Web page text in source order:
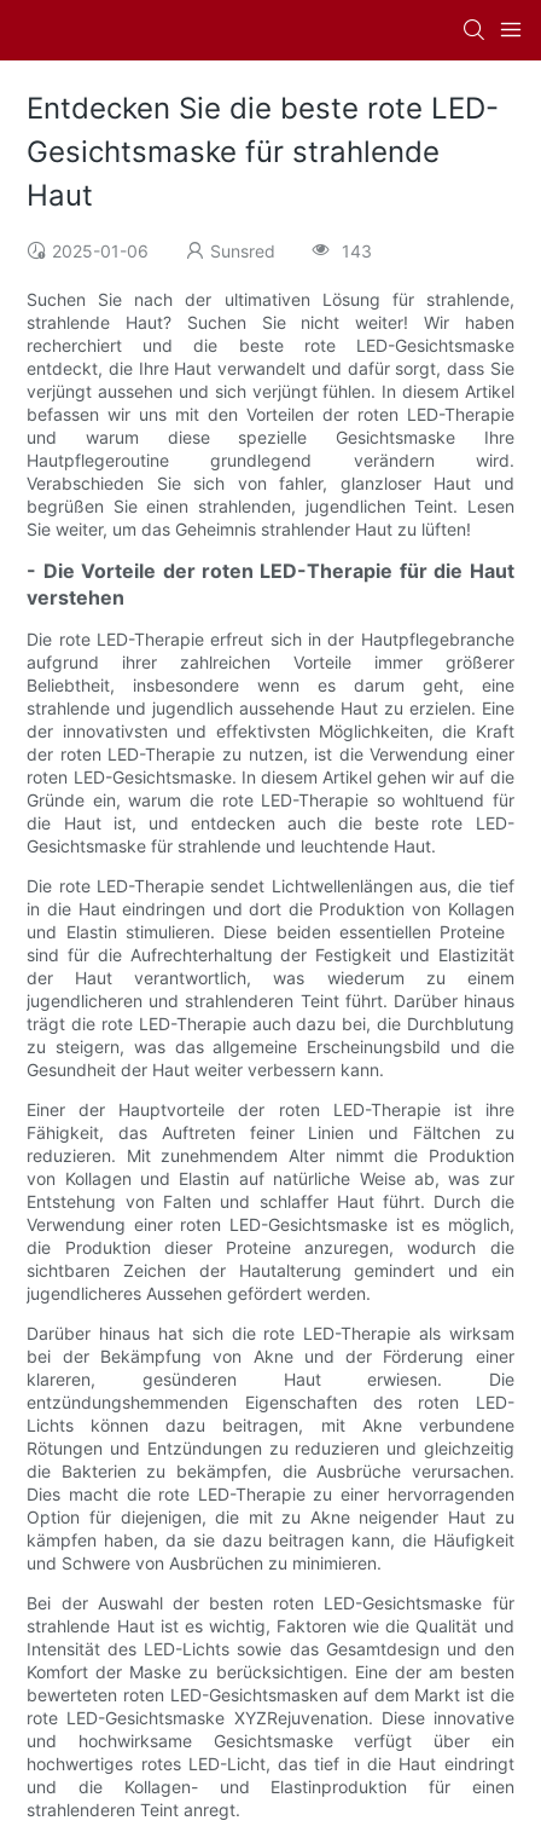
Entdecken Sie die beste rote LED-
Gesichtsmaske für strahlende
Haut
2025-01-06 Sunsred 143
Suchen Sie nach der ultimativen Lösung für strahlende,
strahlende Haut? Suchen Sie nicht weiter! Wir haben
recherchiert und die beste rote LED-Gesichtsmaske
entdeckt, die Ihre Haut verwandelt und dafür sorgt, dass Sie
verjüngt aussehen und sich verjüngt fühlen. In diesem Artikel
befassen wir uns mit den Vorteilen der roten LED-Therapie
und warum diese spezielle Gesichtsmaske Ihre
Hautpflegeroutine grundlegend verändern wird.
Verabschieden Sie sich von fahler, glanzloser Haut und
begrüßen Sie einen strahlenden, jugendlichen Teint. Lesen
Sie weiter, um das Geheimnis strahlender Haut zu lüften!
- Die Vorteile der roten LED-Therapie für die Haut
verstehen
Die rote LED-Therapie erfreut sich in der Hautpflegebranche
aufgrund ihrer zahlreichen Vorteile immer größerer
Beliebtheit, insbesondere wenn es darum geht, eine
strahlende und jugendlich aussehende Haut zu erzielen. Eine
der innovativsten und effektivsten Möglichkeiten, die Kraft
der roten LED-Therapie zu nutzen, ist die Verwendung einer
roten LED-Gesichtsmaske. In diesem Artikel gehen wir auf die
Gründe ein, warum die rote LED-Therapie so wohltuend für
die Haut ist, und entdecken auch die beste rote LED-
Gesichtsmaske für strahlende und leuchtende Haut.
Die rote LED-Therapie sendet Lichtwellenlängen aus, die tief
in die Haut eindringen und dort die Produktion von Kollagen
und Elastin stimulieren. Diese beiden essentiellen Proteine ​​
sind für die Aufrechterhaltung der Festigkeit und Elastizität
der Haut verantwortlich, was wiederum zu einem
jugendlicheren und strahlenderen Teint führt. Darüber hinaus
trägt die rote LED-Therapie auch dazu bei, die Durchblutung
zu steigern, was das allgemeine Erscheinungsbild und die
Gesundheit der Haut weiter verbessern kann.
Einer der Hauptvorteile der roten LED-Therapie ist ihre
Fähigkeit, das Auftreten feiner Linien und Fältchen zu
reduzieren. Mit zunehmendem Alter nimmt die Produktion
von Kollagen und Elastin auf natürliche Weise ab, was zur
Entstehung von Falten und schlaffer Haut führt. Durch die
Verwendung einer roten LED-Gesichtsmaske ist es möglich,
die Produktion dieser Proteine ​​anzuregen, wodurch die
sichtbaren Zeichen der Hautalterung gemindert und ein
jugendlicheres Aussehen gefördert werden.
Darüber hinaus hat sich die rote LED-Therapie als wirksam
bei der Bekämpfung von Akne und der Förderung einer
klareren, gesünderen Haut erwiesen. Die
entzündungshemmenden Eigenschaften des roten LED-
Lichts können dazu beitragen, mit Akne verbundene
Rötungen und Entzündungen zu reduzieren und gleichzeitig
die Bakterien zu bekämpfen, die Ausbrüche verursachen.
Dies macht die rote LED-Therapie zu einer hervorragenden
Option für diejenigen, die mit zu Akne neigender Haut zu
kämpfen haben, da sie dazu beitragen kann, die Häufigkeit
und Schwere von Ausbrüchen zu minimieren.
Bei der Auswahl der besten roten LED-Gesichtsmaske für
strahlende Haut ist es wichtig, Faktoren wie die Qualität und
Intensität des LED-Lichts sowie das Gesamtdesign und den
Komfort der Maske zu berücksichtigen. Eine der am besten
bewerteten roten LED-Gesichtsmasken auf dem Markt ist die
rote LED-Gesichtsmaske XYZRejuvenation. Diese innovative
und hochwirksame Gesichtsmaske verfügt über ein
hochwertiges rotes LED-Licht, das tief in die Haut eindringt
und die Kollagen- und Elastinproduktion für einen
strahlenderen Teint anregt.